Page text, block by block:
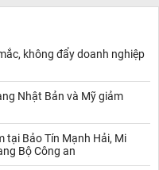
không đẩy doanh nghiệp
Nhật Bản và Mỹ giảm
tại Bảo Tín Mạnh Hải, Mi
Bộ Công an